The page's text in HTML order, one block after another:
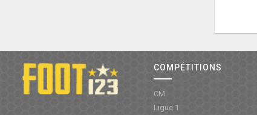
COMPÉTITIONS
CM
Ligue 1